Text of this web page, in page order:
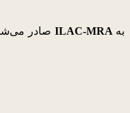
ILAC-MRA